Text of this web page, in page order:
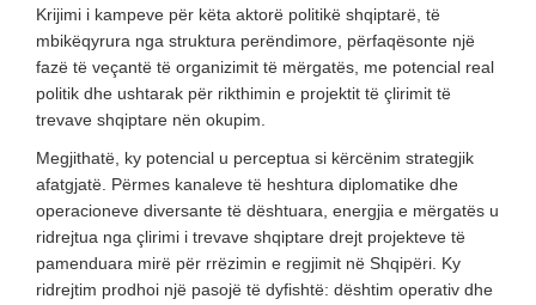
Krijimi i kampeve për këta aktorë politikë shqiptarë, të
mbikëqyrura nga struktura perëndimore, përfaqësonte një
fazë të veçantë të organizimit të mërgatës, me potencial real
politik dhe ushtarak për rikthimin e projektit të çlirimit të
trevave shqiptare nën okupim.
Megjithatë, ky potencial u perceptua si kërcënim strategjik
afatgjatë. Përmes kanaleve të heshtura diplomatike dhe
operacioneve diversante të dështuara, energjia e mërgatës u
ridrejtua nga çlirimi i trevave shqiptare drejt projekteve të
pamenduara mirë për rrëzimin e regjimit në Shqipëri. Ky
ridrejtim prodhoi një pasojë të dyfishtë: dështim operativ dhe